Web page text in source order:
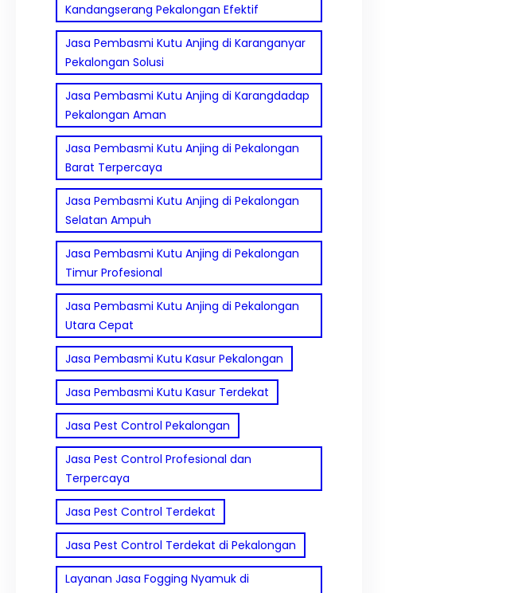
Kandangserang Pekalongan Efektif
Jasa Pembasmi Kutu Anjing di Karanganyar
Pekalongan Solusi
Jasa Pembasmi Kutu Anjing di Karangdadap
Pekalongan Aman
Jasa Pembasmi Kutu Anjing di Pekalongan
Barat Terpercaya
Jasa Pembasmi Kutu Anjing di Pekalongan
Selatan Ampuh
Jasa Pembasmi Kutu Anjing di Pekalongan
Timur Profesional
Jasa Pembasmi Kutu Anjing di Pekalongan
Utara Cepat
Jasa Pembasmi Kutu Kasur Pekalongan
Jasa Pembasmi Kutu Kasur Terdekat
Jasa Pest Control Pekalongan
Jasa Pest Control Profesional dan
Terpercaya
Jasa Pest Control Terdekat
Jasa Pest Control Terdekat di Pekalongan
Layanan Jasa Fogging Nyamuk di